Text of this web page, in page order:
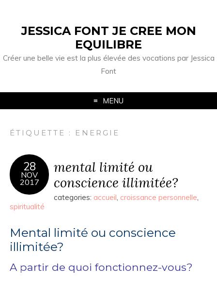
JESSICA FONT JE CREE MON
EQUILIBRE
Créer une belle vie est la plus élevée des vocations par Jessica
Font
MENU
ÉTIQUETTE : ENERGIE
28
NOV
2017
mental limité ou
conscience illimitée?
categories: accueil, croissance personnelle,
spiritualité
Mental limité ou conscience
illimitée?
A partir de quoi fonctionnez-vous?